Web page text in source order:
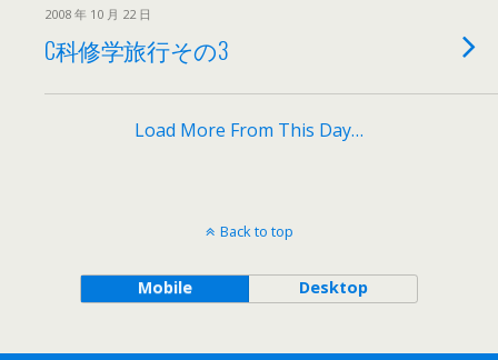
2008 年 10 月 22 日
C科修学旅行その3
Load More From This Day…
Back to top
Mobile Desktop